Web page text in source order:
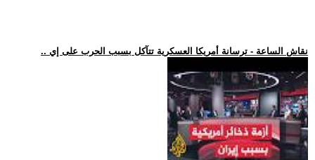
.. نقاش الساعة - ترسانة أمريكا العسكرية تتآكل بسبب الحرب على إي